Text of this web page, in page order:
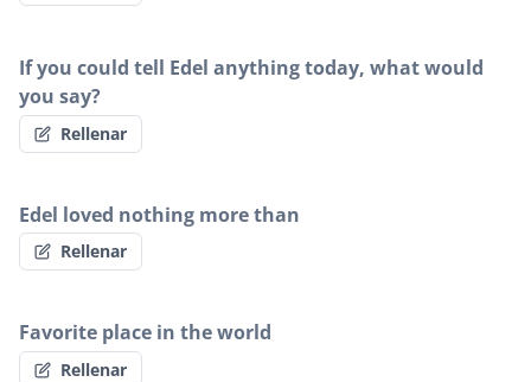
If you could tell Edel anything today, what would
you say?
Rellenar
Edel loved nothing more than
Rellenar
Favorite place in the world
Rellenar